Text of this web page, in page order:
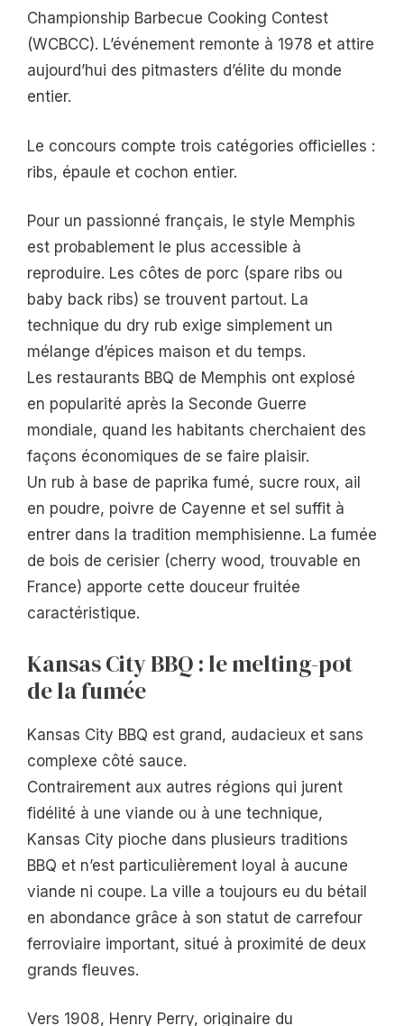
Championship Barbecue Cooking Contest
(WCBCC). L’événement remonte à 1978 et attire
aujourd’hui des pitmasters d’élite du monde
entier.
Le concours compte trois catégories officielles :
ribs, épaule et cochon entier.
Pour un passionné français, le style Memphis
est probablement le plus accessible à
reproduire. Les côtes de porc (spare ribs ou
baby back ribs) se trouvent partout. La
technique du dry rub exige simplement un
mélange d’épices maison et du temps.
Les restaurants BBQ de Memphis ont explosé
en popularité après la Seconde Guerre
mondiale, quand les habitants cherchaient des
façons économiques de se faire plaisir.
Un rub à base de paprika fumé, sucre roux, ail
en poudre, poivre de Cayenne et sel suffit à
entrer dans la tradition memphisienne. La fumée
de bois de cerisier (cherry wood, trouvable en
France) apporte cette douceur fruitée
caractéristique.
Kansas City BBQ : le melting-pot
de la fumée
Kansas City BBQ est grand, audacieux et sans
complexe côté sauce.
Contrairement aux autres régions qui jurent
fidélité à une viande ou à une technique,
Kansas City pioche dans plusieurs traditions
BBQ et n’est particulièrement loyal à aucune
viande ni coupe. La ville a toujours eu du bétail
en abondance grâce à son statut de carrefour
ferroviaire important, situé à proximité de deux
grands fleuves.
Vers 1908, Henry Perry, originaire du